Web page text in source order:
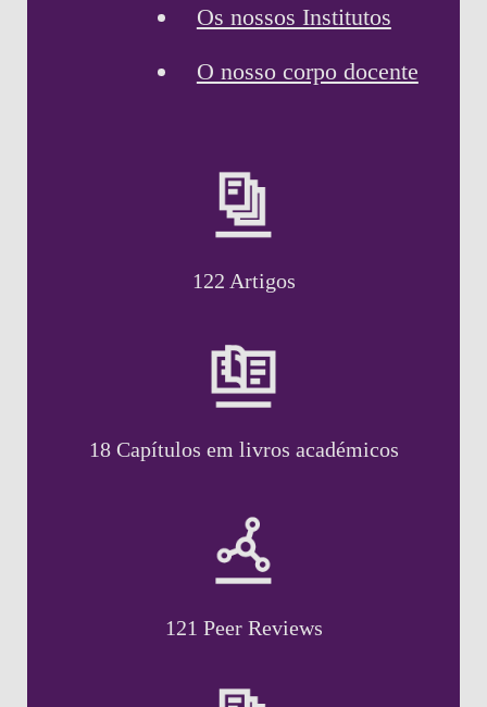
Os nossos Institutos
O nosso corpo docente
122 Artigos
18 Capítulos em livros académicos
121 Peer Reviews